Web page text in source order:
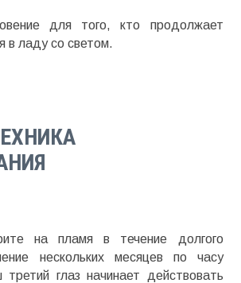
для того, кто продолжает
в ладу со светом.
на пламя в течение долгого
нескольких месяцев по часу
глаз начинает действовать